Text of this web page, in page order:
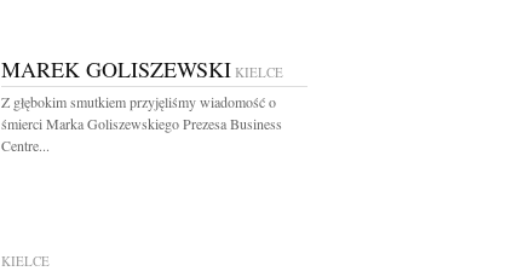
MAREK GOLISZEWSKI KIELCE
Z głębokim smutkiem przyjęliśmy wiadomość o
śmierci Marka Goliszewskiego Prezesa Business
Centre...
KIELCE